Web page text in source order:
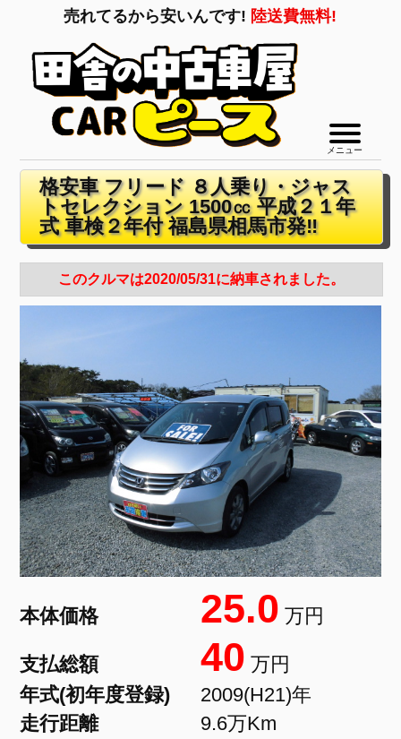
売れてるから安いんです! 陸送費無料!
メニュー
格安車 フリード ８人乗り・ジャス
トセレクション 1500㏄ 平成２１年
式 車検２年付 福島県相馬市発‼
このクルマは2020/05/31に納車されました。
本体価格 25.0 万円
支払総額 40 万円
年式(初年度登録)
2009(H21)年
走行距離
9.6万Km